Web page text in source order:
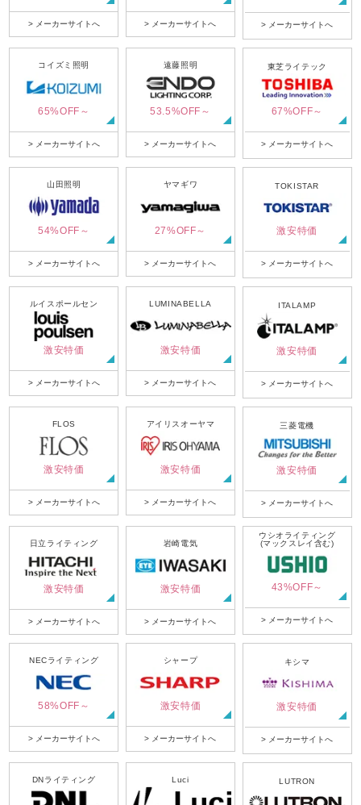
> メーカーサイトへ > メーカーサイトへ > メーカーサイトへ
コイズミ照明
65%OFF～
> メーカーサイトへ
遠藤照明
53.5%OFF～
> メーカーサイトへ
東芝ライテック
67%OFF～
> メーカーサイトへ
山田照明
54%OFF～
> メーカーサイトへ
ヤマギワ
27%OFF～
> メーカーサイトへ
TOKISTAR
激安特価
> メーカーサイトへ
ルイスポールセン
激安特価
> メーカーサイトへ
LUMINABELLA
激安特価
> メーカーサイトへ
ITALAMP
激安特価
> メーカーサイトへ
FLOS
激安特価
> メーカーサイトへ
アイリスオーヤマ
激安特価
> メーカーサイトへ
三菱電機
激安特価
> メーカーサイトへ
日立ライティング
激安特価
> メーカーサイトへ
岩崎電気
激安特価
> メーカーサイトへ
ウシオライティング
(マックスレイ含む)
43%OFF～
> メーカーサイトへ
NECライティング
58%OFF～
> メーカーサイトへ
シャープ
激安特価
> メーカーサイトへ
キシマ
激安特価
> メーカーサイトへ
DNライティング Luci LUTRON